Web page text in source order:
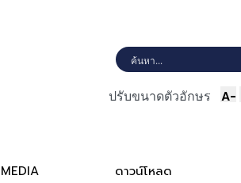
ปรับขนาดตัวอักษร A-
MEDIA ดาวน์โหลด